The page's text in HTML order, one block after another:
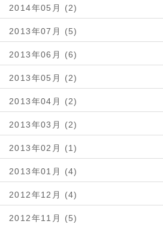
2014年05月 (2)
2013年07月 (5)
2013年06月 (6)
2013年05月 (2)
2013年04月 (2)
2013年03月 (2)
2013年02月 (1)
2013年01月 (4)
2012年12月 (4)
2012年11月 (5)